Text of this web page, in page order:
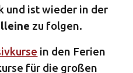
und ist wieder in der
zu folgen.
in den Ferien
für die großen